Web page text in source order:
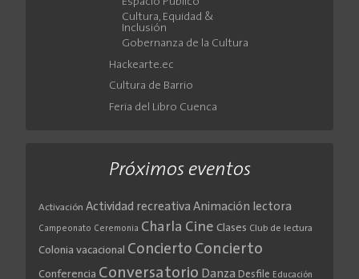
Cultura, Equidad &
Inclusión
Gobernanza de la Cultura
Hackearte.ec
Cultura de Barrio
Feria del Libro Cuenca
Próximos eventos
Activación Actividad recreativa Animación lectora
Campeonato Ceremonia Charla Cine Clases Club de lectura
Colonia vacacional Concierto Concierto
Conferencia Conversatorio Danza Desfile Educación